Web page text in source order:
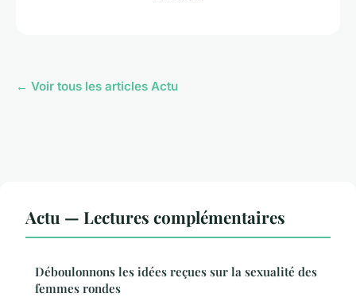
← Voir tous les articles Actu
Actu — Lectures complémentaires
Déboulonnons les idées reçues sur la sexualité des
femmes rondes